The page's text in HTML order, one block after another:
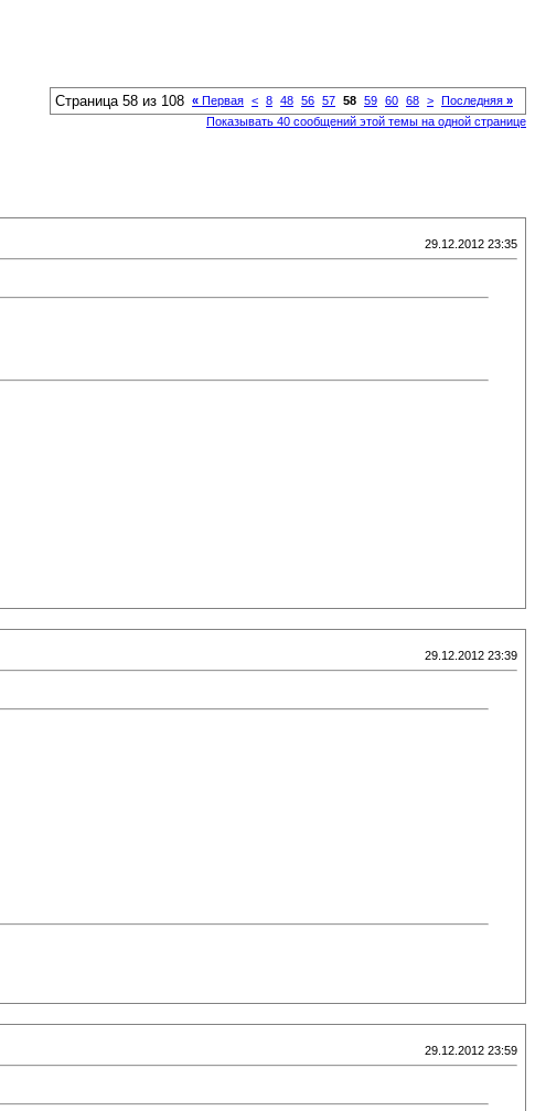
Страница 58 из 108 « Первая < 8 48 56 57 58 59 60 68 > Последняя »
Показывать 40 сообщений этой темы на одной странице
29.12.2012 23:35
29.12.2012 23:39
29.12.2012 23:59